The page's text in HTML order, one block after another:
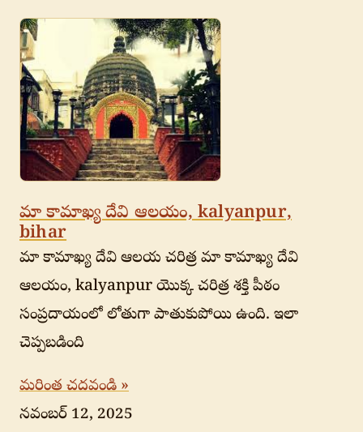
మా కామాఖ్య దేవి ఆలయం, kalyanpur,
bihar
మా కామాఖ్య దేవి ఆలయ చరిత్ర మా కామాఖ్య దేవి
ఆలయం, kalyanpur యొక్క చరిత్ర శక్తి పీఠం
సంప్రదాయంలో లోతుగా పాతుకుపోయి ఉంది. ఇలా
చెప్పబడింది
మరింత చదవండి »
నవంబర్ 12, 2025